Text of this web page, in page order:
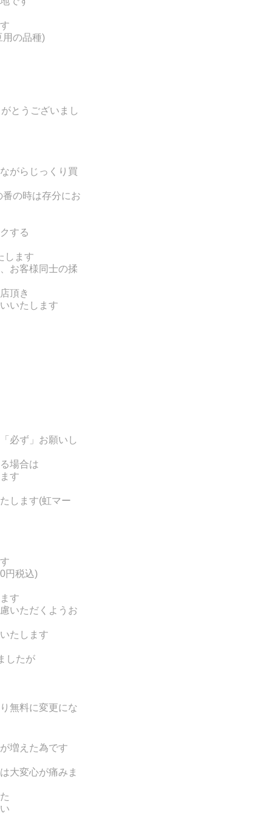
用の品種)
とうございまし
がらじっくり買
の時は存分にお
する
します
お客様同士の揉
頂き
いたします
必ず」お願いし
場合は
す
します(虹マー
円税込)
す
いただくようお
たします
したが
無料に変更にな
増えた為です
大変心が痛みま